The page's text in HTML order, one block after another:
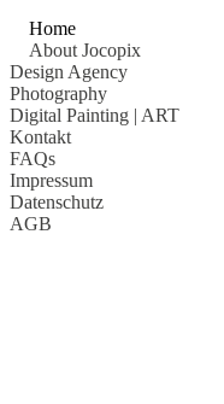
Home
About Jocopix
Design Agency
Photography
Digital Painting | ART
Kontakt
FAQs
Impressum
Datenschutz
AGB